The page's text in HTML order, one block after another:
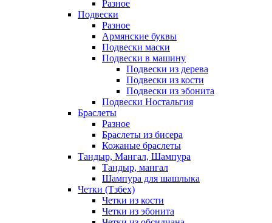
Разное
Подвески
Разное
Армянские буквы
Подвески маски
Подвески в машину
Подвески из дерева
Подвески из кости
Подвески из эбонита
Подвески Ностальгия
Браслеты
Разное
Браслеты из бисера
Кожаные браслеты
Тандыр, Мангал, Шампура
Тандыр, мангал
Шампура для шашлыка
Четки (Тзбех)
Четки из кости
Четки из эбонита